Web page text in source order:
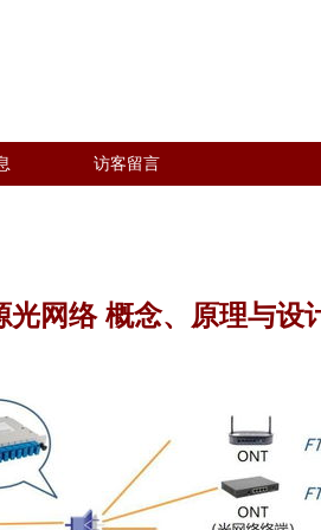
访客留言
网络 概念、原理与设